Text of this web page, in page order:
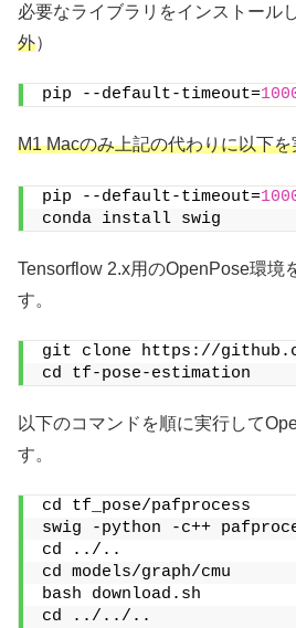
必要なライブラリをインストール
外）
pip --default-timeout=
M1 Macのみ上記の代わりに以下を
pip --default-timeout=
conda install swig
Tensorflow 2.x用のOpenPose環境
す。
git clone https://
cd tf-pose-estimation
以下のコマンドを順に実行して
す。
cd tf_pose/pafprocess
swig -python -c++
cd ../..
cd models/graph/cmu
bash download.sh
cd ../../..